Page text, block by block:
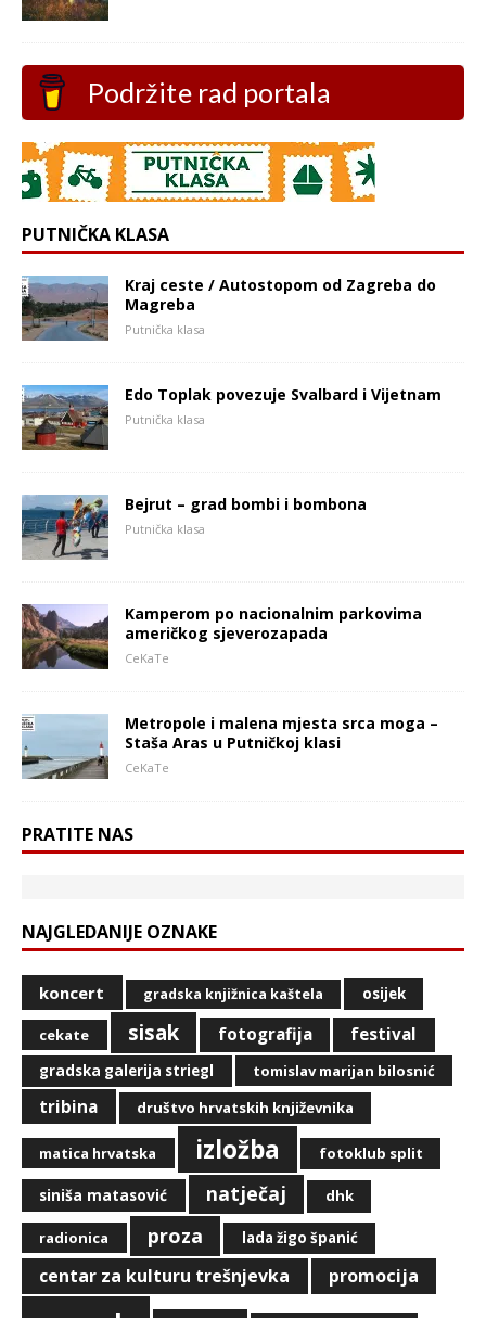
Podržite rad portala
PUTNIČKA KLASA
Kraj ceste / Autostopom od Zagreba do
Magreba
Putnička klasa
Edo Toplak povezuje Svalbard i Vijetnam
Putnička klasa
Bejrut – grad bombi i bombona
Putnička klasa
Kamperom po nacionalnim parkovima
američkog sjeverozapada
CeKaTe
Metropole i malena mjesta srca moga –
Staša Aras u Putničkoj klasi
CeKaTe
PRATITE NAS
NAJGLEDANIJE OZNAKE
koncert gradska knjižnica kaštela osijek
cekate sisak fotografija festival
gradska galerija striegl tomislav marijan bilosnić
tribina društvo hrvatskih književnika
matica hrvatska izložba fotoklub split
siniša matasović natječaj dhk
radionica proza lada žigo španić
centar za kulturu trešnjevka promocija